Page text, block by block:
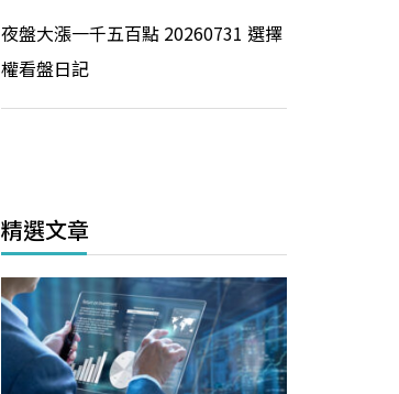
夜盤大漲一千五百點 20260731 選擇
權看盤日記
精選文章